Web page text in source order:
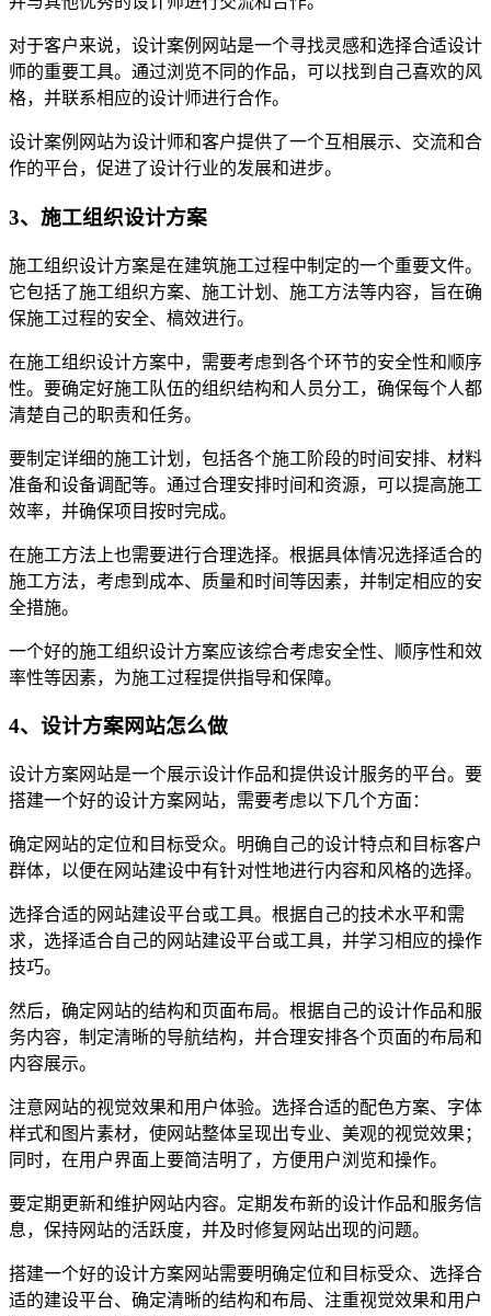
对于客户来说，设计案例网站是一个寻找灵感和选择合适设计
师的重要工具。通过浏览不同的作品，可以找到自己喜欢的风
格，并联系相应的设计师进行合作。
设计案例网站为设计师和客户提供了一个互相展示、交流和合
作的平台，促进了设计行业的发展和进步。
3、施工组织设计方案
施工组织设计方案是在建筑施工过程中制定的一个重要文件。
它包括了施工组织方案、施工计划、施工方法等内容，旨在确
保施工过程的安全、槁效进行。
在施工组织设计方案中，需要考虑到各个环节的安全性和顺序
性。要确定好施工队伍的组织结构和人员分工，确保每个人都
清楚自己的职责和任务。
要制定详细的施工计划，包括各个施工阶段的时间安排、材料
准备和设备调配等。通过合理安排时间和资源，可以提高施工
效率，并确保项目按时完成。
在施工方法上也需要进行合理选择。根据具体情况选择适合的
施工方法，考虑到成本、质量和时间等因素，并制定相应的安
全措施。
一个好的施工组织设计方案应该综合考虑安全性、顺序性和效
率性等因素，为施工过程提供指导和保障。
4、设计方案网站怎么做
设计方案网站是一个展示设计作品和提供设计服务的平台。要
搭建一个好的设计方案网站，需要考虑以下几个方面：
确定网站的定位和目标受众。明确自己的设计特点和目标客户
群体，以便在网站建设中有针对性地进行内容和风格的选择。
选择合适的网站建设平台或工具。根据自己的技术水平和需
求，选择适合自己的网站建设平台或工具，并学习相应的操作
技巧。
然后，确定网站的结构和页面布局。根据自己的设计作品和服
务内容，制定清晰的导航结构，并合理安排各个页面的布局和
内容展示。
注意网站的视觉效果和用户体验。选择合适的配色方案、字体
样式和图片素材，使网站整体呈现出专业、美观的视觉效果；
同时，在用户界面上要简洁明了，方便用户浏览和操作。
要定期更新和维护网站内容。定期发布新的设计作品和服务信
息，保持网站的活跃度，并及时修复网站出现的问题。
搭建一个好的设计方案网站需要明确定位和目标受众、选择合
适的建设平台、确定清晰的结构和布局、注重视觉效果和用户